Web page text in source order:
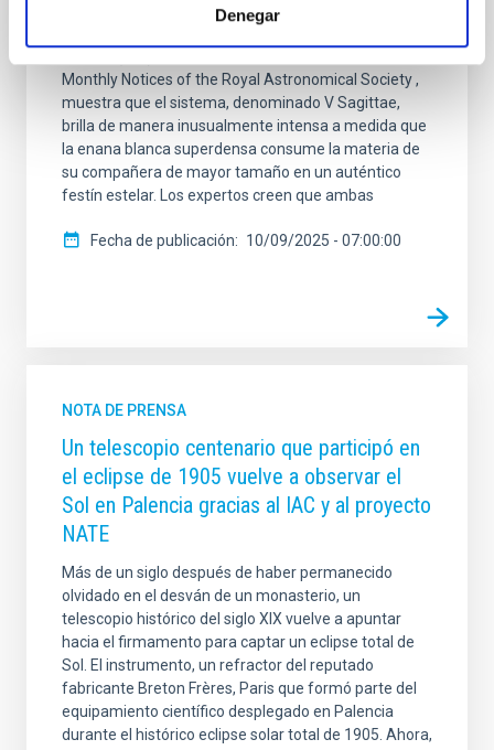
Denegar
internacional con participación del Instituto de
Monthly Notices of the Royal Astronomical Society ,
muestra que el sistema, denominado V Sagittae,
brilla de manera inusualmente intensa a medida que
la enana blanca superdensa consume la materia de
su compañera de mayor tamaño en un auténtico
festín estelar. Los expertos creen que ambas
Fecha de publicación 10/09/2025 - 07:00:00
NOTA DE PRENSA
Un telescopio centenario que participó en
el eclipse de 1905 vuelve a observar el
Sol en Palencia gracias al IAC y al proyecto
NATE
Más de un siglo después de haber permanecido
olvidado en el desván de un monasterio, un
telescopio histórico del siglo XIX vuelve a apuntar
hacia el firmamento para captar un eclipse total de
Sol. El instrumento, un refractor del reputado
fabricante Breton Frères, Paris que formó parte del
equipamiento científico desplegado en Palencia
durante el histórico eclipse solar total de 1905. Ahora,